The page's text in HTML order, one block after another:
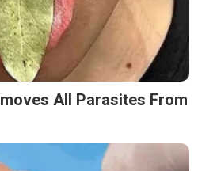
All Parasites From